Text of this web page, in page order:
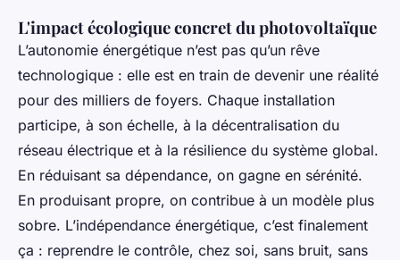
L'impact écologique concret du photovoltaïque
L’autonomie énergétique n’est pas qu’un rêve
technologique : elle est en train de devenir une réalité
pour des milliers de foyers. Chaque installation
participe, à son échelle, à la décentralisation du
réseau électrique et à la résilience du système global.
En réduisant sa dépendance, on gagne en sérénité.
En produisant propre, on contribue à un modèle plus
sobre. L’indépendance énergétique, c’est finalement
ça : reprendre le contrôle, chez soi, sans bruit, sans